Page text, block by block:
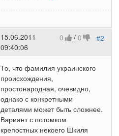
#2
0 / 0
15.06.2011
09:40:06
То, что фамилия украинского
происхождения,
простонародная, очевидно,
однако с конкретными
деталями может быть сложнее.
Вариант с потомком
крепостных некоего Шкиля